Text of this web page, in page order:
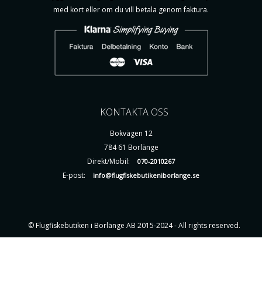
med kort eller om du vill betala genom faktura.
KONTAKTA OSS
Bokvägen 12
784 61 Borlänge
Direkt/Mobil:
070-2010267
E-post: info@flugfiskebutikeniborlange.se
© Flugfiskebutiken i Borlänge AB 2015-2024 - All rights reserved.